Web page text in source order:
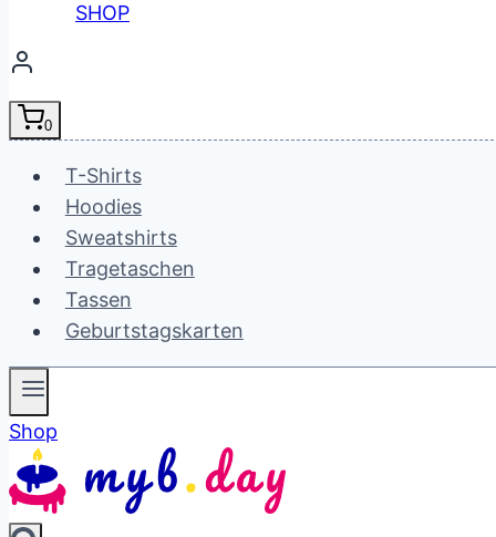
SHOP
0
T-Shirts
Hoodies
Sweatshirts
Tragetaschen
Tassen
Geburtstagskarten
Shop